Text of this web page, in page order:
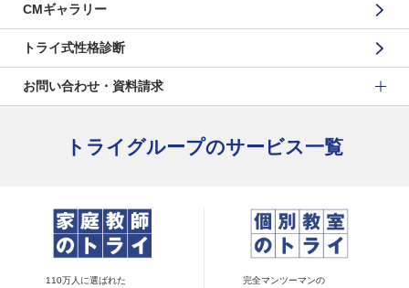
CMギャラリー
トライ式性格診断
お問い合わせ・資料請求
トライグループのサービス一覧
110万人に選ばれた
完全マンツーマンの